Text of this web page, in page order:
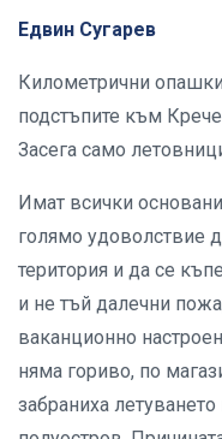
Едвин Сугарев
Километрични
подстъпите към
Засега само
Имат всички
голямо удоволствие
територия и да се
и не тъй далечни
ваканционно
няма гориво, по
забраниха